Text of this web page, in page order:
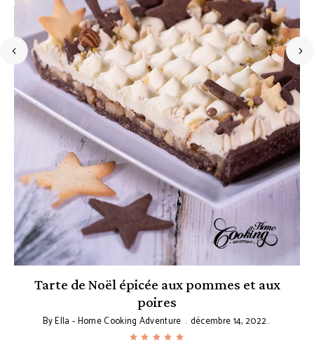
Tarte de Noël épicée aux pommes et aux
poires
ByElla - Home Cooking Adventure décembre 14, 2022